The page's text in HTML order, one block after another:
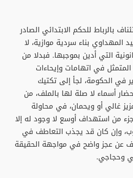
بالرباط للحكم الابتدائي الصادر
المهداوي بناء سردية موازية، لا
التي أدين بموجبها. فبدلا من
في اتهامات وإيحاءات
في الحكومة، لجأ إلى تكتيك
أسماء لا صلة لها بالملف، من
غالي أو ويحمان، في محاولة
من استهداف أوسع لا وجود له إلا
وإن كان قد يجذب التعاطف في
عن عجز واضح في مواجهة الحقيقة
وحجاجي.